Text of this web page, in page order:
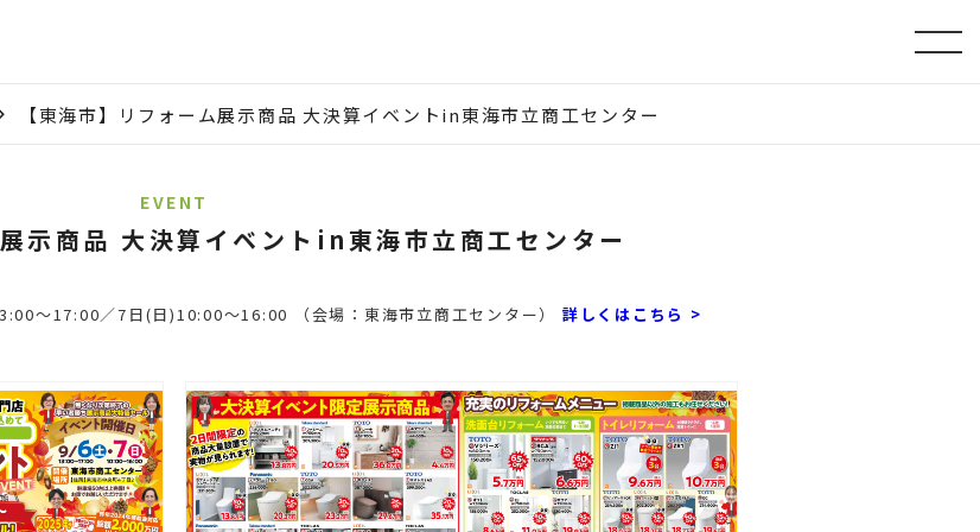
【東海市】リフォーム展示商品 大決算イベントin東海市立商工センター
EVENT
展示商品 大決算イベントin東海市立商工センター
〜17:00／7日(日)10:00〜16:00 （会場：東海市立商工センター） 詳しくはこちら >